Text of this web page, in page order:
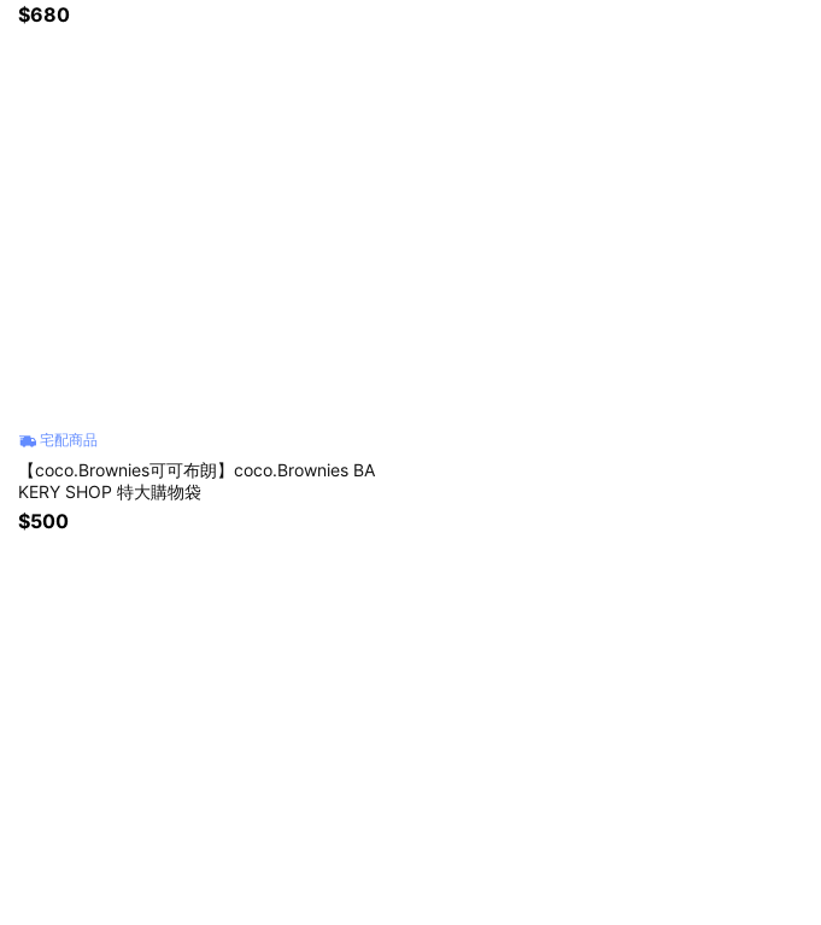
$680
宅配商品
【coco.Brownies可可布朗】coco.Brownies BA
KERY SHOP 特大購物袋
$500